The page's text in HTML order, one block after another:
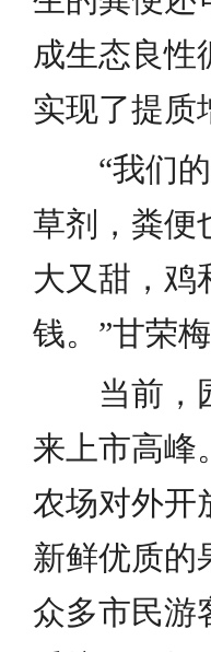
成生态良性
实现了提质
“我们
草剂，粪便
大又甜，鸡
钱。”甘荣梅
当前，
来上市高峰
农场对外开
新鲜优质的
众多市民游